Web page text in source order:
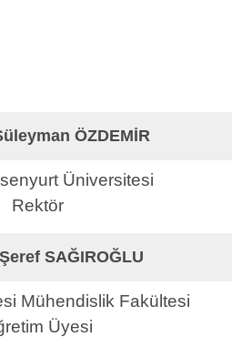
ÖZDEMİR
Üniversitesi
Rektör
SAĞIROĞLU
Mühendislik Fakültesi
Üyesi